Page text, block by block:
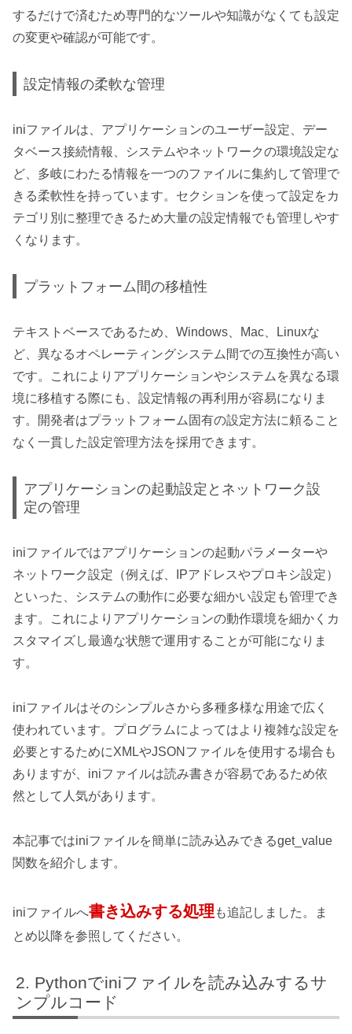
するだけで済むため専門的なツールや知識がなくても設定
の変更や確認が可能です。
設定情報の柔軟な管理
iniファイルは、アプリケーションのユーザー設定、デー
タベース接続情報、システムやネットワークの環境設定な
ど、多岐にわたる情報を一つのファイルに集約して管理で
きる柔軟性を持っています。セクションを使って設定をカ
テゴリ別に整理できるため大量の設定情報でも管理しやす
くなります。
プラットフォーム間の移植性
テキストベースであるため、Windows、Mac、Linuxな
ど、異なるオペレーティングシステム間での互換性が高い
です。これによりアプリケーションやシステムを異なる環
境に移植する際にも、設定情報の再利用が容易になりま
す。開発者はプラットフォーム固有の設定方法に頼ること
なく一貫した設定管理方法を採用できます。
アプリケーションの起動設定とネットワーク設
定の管理
iniファイルではアプリケーションの起動パラメーターや
ネットワーク設定（例えば、IPアドレスやプロキシ設定）
といった、システムの動作に必要な細かい設定も管理でき
ます。これによりアプリケーションの動作環境を細かくカ
スタマイズし最適な状態で運用することが可能になりま
す。
iniファイルはそのシンプルさから多種多様な用途で広く
使われています。プログラムによってはより複雑な設定を
必要とするためにXMLやJSONファイルを使用する場合も
ありますが、iniファイルは読み書きが容易であるため依
然として人気があります。
本記事ではiniファイルを簡単に読み込みできるget_value
関数を紹介します。
iniファイルへ書き込みする処理 も追記しました。ま
とめ以降を参照してください。
Pythonでiniファイルを読み込みするサ
ンプルコード